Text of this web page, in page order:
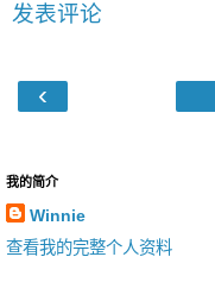
发表评论
‹
我的简介
Winnie
查看我的完整个人资料